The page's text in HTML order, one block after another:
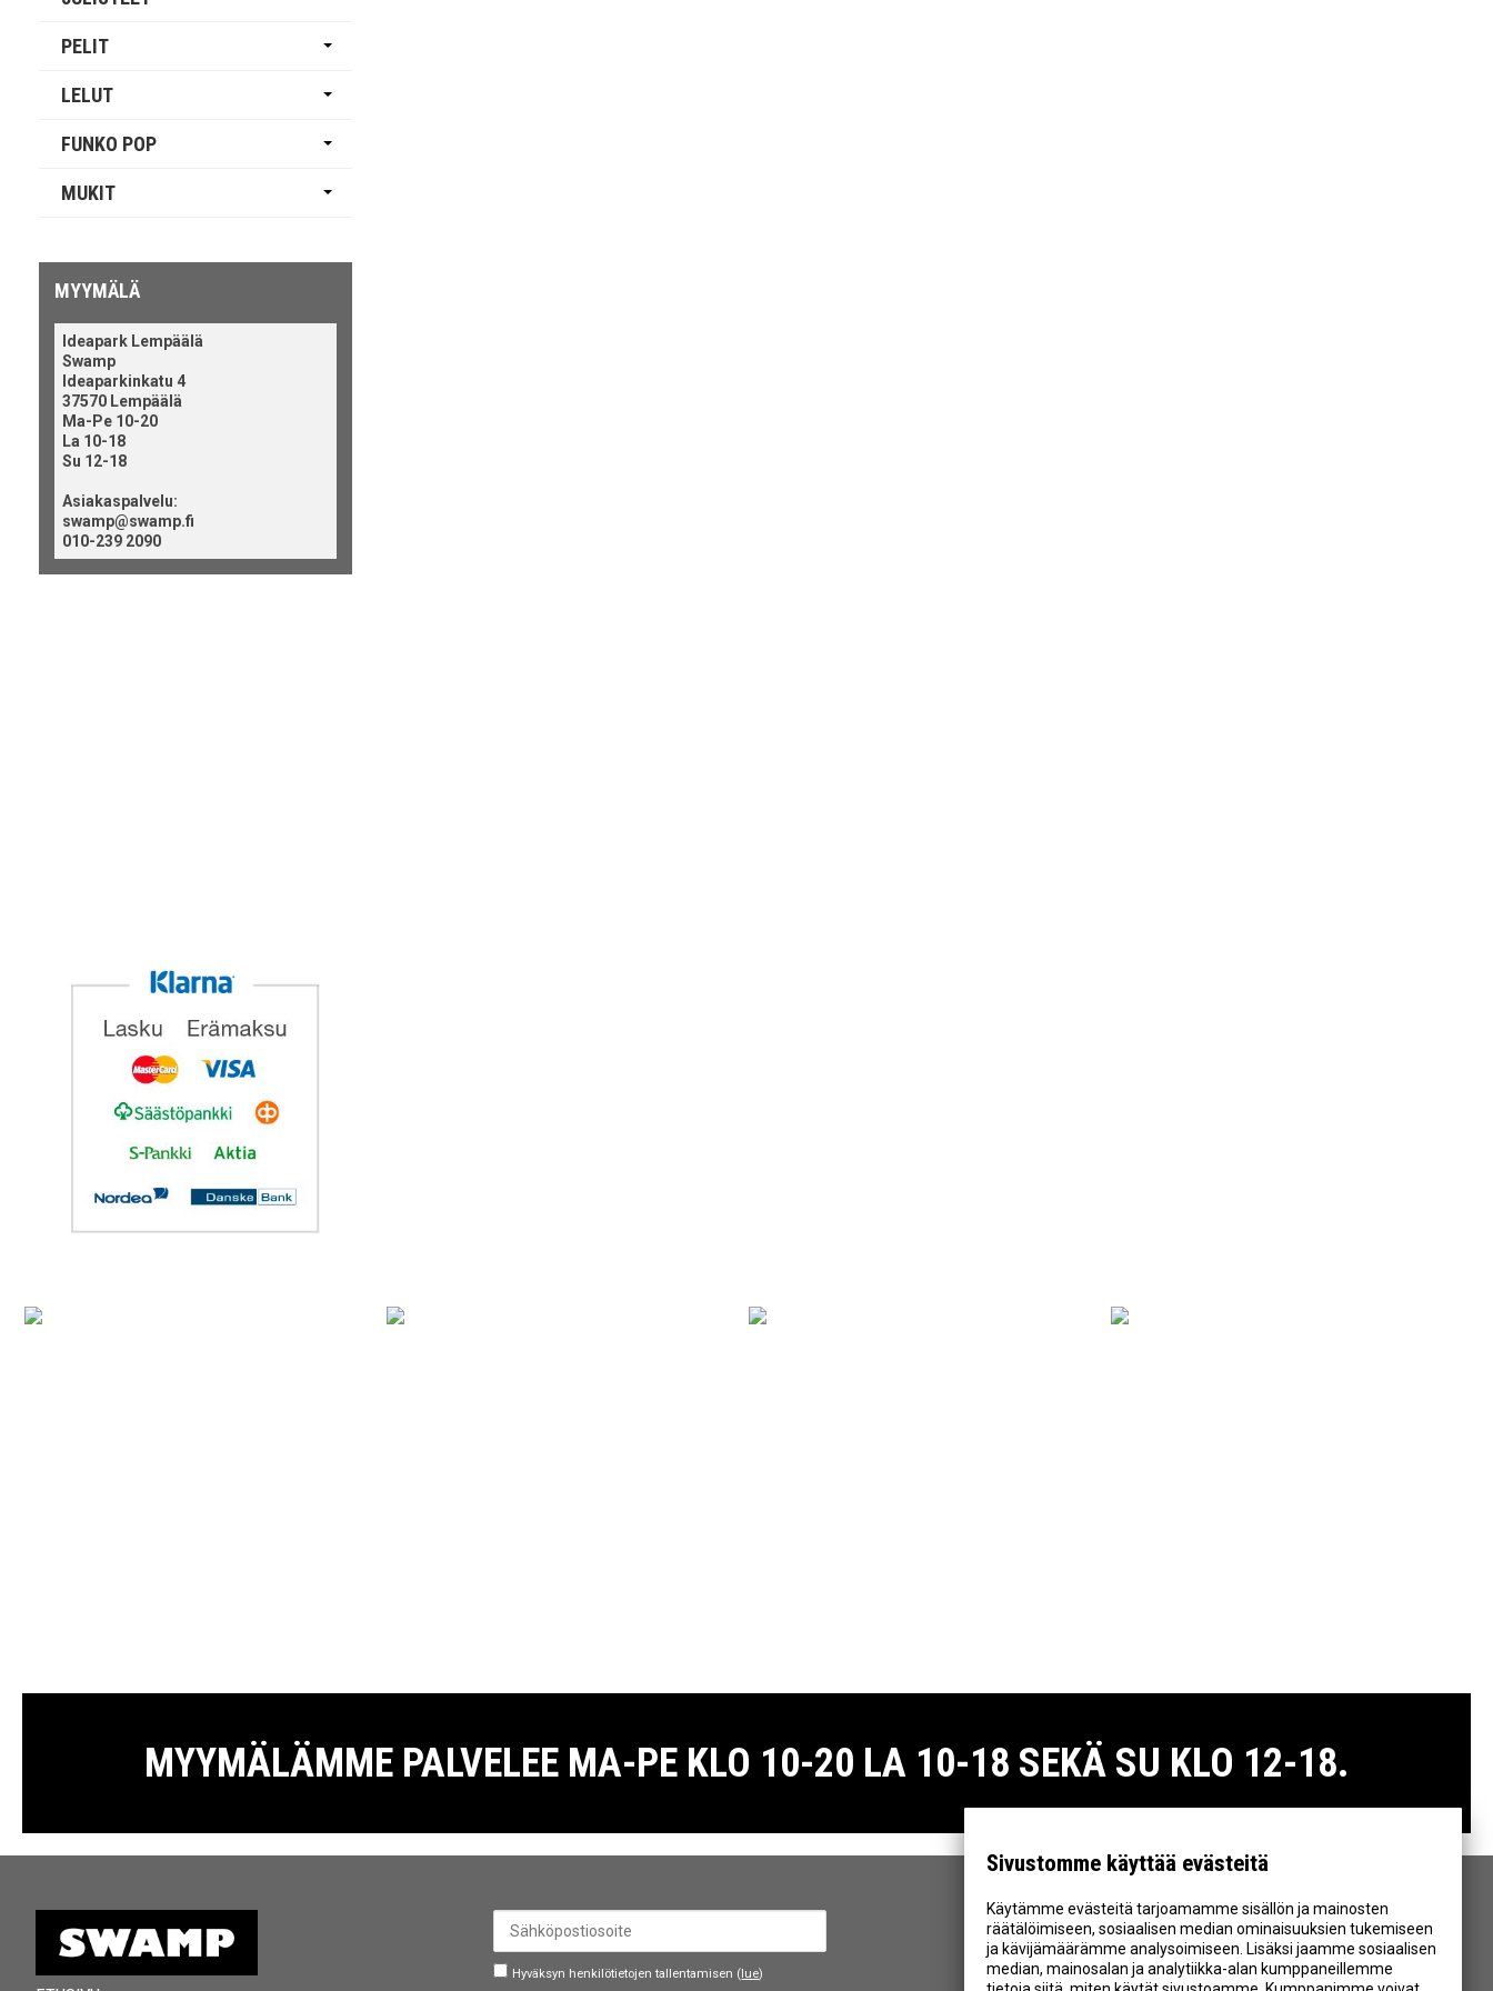
Sivustomme käyttää evästeitä
Käytämme evästeitä tarjoamamme sisällön ja mainosten
räätälöimiseen, sosiaalisen median ominaisuuksien tukemiseen
ja kävijämäärämme analysoimiseen. Lisäksi jaamme sosiaalisen
median, mainosalan ja analytiikka-alan kumppaneillemme
PELIT
LELUT
FUNKO POP
MUKIT
MYYMÄLÄ
Ideapark Lempäälä
Swamp
Ideaparkinkatu 4
37570 Lempäälä
Ma-Pe 10-20
La 10-18
Su 12-18
Asiakaspalvelu:
swamp@swamp.fi
010-239 2090
MYYMÄLÄMME PALVELEE MA-PE KLO 10-20 LA 10-18 SEKÄ SU KLO 12-18.
Hyväksyn henkilötietojen tallentamisen ( lue)
SEURAA MEITÄ